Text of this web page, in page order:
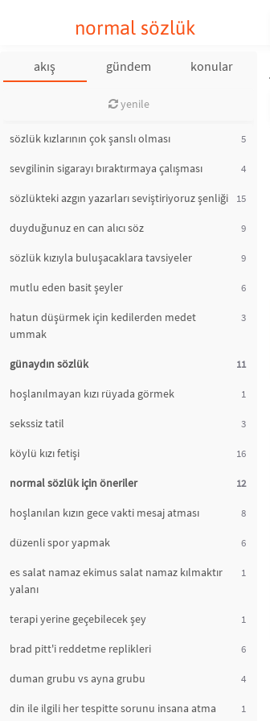
normal sözlük
akış gündem konular
yenile
sözlük kızlarının çok şanslı olması 5
sevgilinin sigarayı bıraktırmaya çalışması 4
sözlükteki azgın yazarları seviştiriyoruz şenliği 15
duyduğunuz en can alıcı söz 9
sözlük kızıyla buluşacaklara tavsiyeler 9
mutlu eden basit şeyler 6
hatun düşürmek için kedilerden medet
ummak
3
günaydın sözlük 11
hoşlanılmayan kızı rüyada görmek 1
sekssiz tatil 3
köylü kızı fetişi 16
normal sözlük için öneriler 12
hoşlanılan kızın gece vakti mesaj atması 8
düzenli spor yapmak 6
es salat namaz ekimus salat namaz kılmaktır
yalanı
1
terapi yerine geçebilecek şey 1
brad pitt'i reddetme replikleri 6
duman grubu vs ayna grubu 4
din ile ilgili her tespitte sorunu insana atma
1